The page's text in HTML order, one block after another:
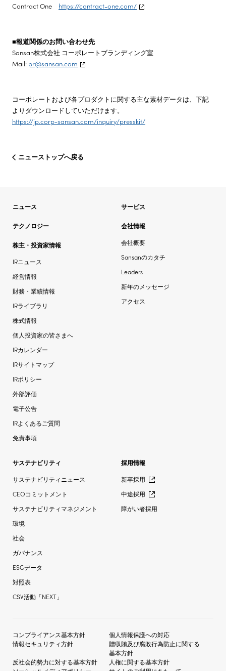
Contract One https://contract-one.com/
■報道関係のお問い合わせ先
Sansan株式会社 コーポレートブランディング室
Mail: pr@sansan.com
コーポレートおよび各プロダクトに関する主な素材データは、下記
よりダウンロードしていただけます。
https://jp.corp-sansan.com/inquiry/presskit/
ニューストップへ戻る
ニュース サービス
テクノロジー
会社情報
会社概要
Sansanのカタチ
Leaders
新年のメッセージ
アクセス
株主・投資家情報
IRニュース
経営情報
財務・業績情報
IRライブラリ
株式情報
個人投資家の皆さまへ
IRカレンダー
IRサイトマップ
IRポリシー
外部評価
電子公告
IRよくあるご質問
免責事項
サステナビリティ
サステナビリティニュース
CEOコミットメント
サステナビリティマネジメント
環境
社会
ガバナンス
ESGデータ
対照表
CSV活動「NEXT」
採用情報
新卒採用
中途採用
障がい者採用
コンプライアンス基本方針
個人情報保護への対応
情報セキュリティ方針
贈収賄及び腐敗行為防止に関する
基本方針
反社会的勢力に対する基本方針
人権に関する基本方針